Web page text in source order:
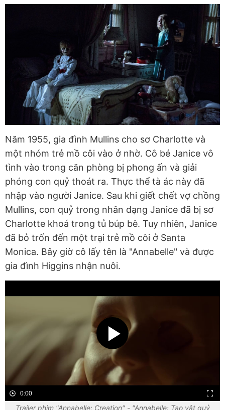
Năm 1955, gia đình Mullins cho sơ Charlotte và
một nhóm trẻ mồ côi vào ở nhờ. Cô bé Janice vô
tình vào trong căn phòng bị phong ấn và giải
phóng con quỷ thoát ra. Thực thể tà ác này đã
nhập vào người Janice. Sau khi giết chết vợ chồng
Mullins, con quỷ trong nhân dạng Janice đã bị sơ
Charlotte khoá trong tủ búp bê. Tuy nhiên, Janice
đã bỏ trốn đến một trại trẻ mồ côi ở Santa
Monica. Bây giờ cô lấy tên là "Annabelle" và được
gia đình Higgins nhận nuôi.
0:00
Trailer phim "Annabelle: Creation" - "Annabelle: Tạo vật quỷ